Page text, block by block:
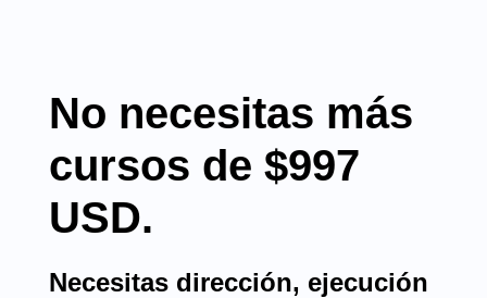
No necesitas más
cursos de $997
USD.
Necesitas dirección, ejecución